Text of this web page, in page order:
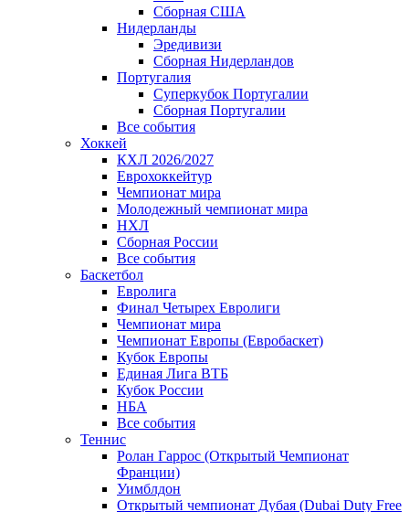
Сборная США
Нидерланды
Эредивизи
Сборная Нидерландов
Португалия
Суперкубок Португалии
Сборная Португалии
Все события
Хоккей
КХЛ 2026/2027
Еврохоккейтур
Чемпионат мира
Молодежный чемпионат мира
НХЛ
Сборная России
Все события
Баскетбол
Евролига
Финал Четырех Евролиги
Чемпионат мира
Чемпионат Европы (Евробаскет)
Кубок Европы
Единая Лига ВТБ
Кубок России
НБА
Все события
Теннис
Ролан Гаррос (Открытый Чемпионат
Франции)
Уимблдон
Открытый чемпионат Дубая (Dubai Duty Free